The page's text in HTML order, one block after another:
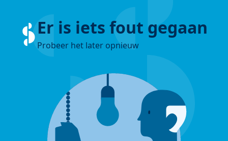
Er is iets fout gegaan
Probeer het later opnieuw